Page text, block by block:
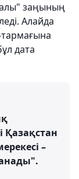
заңының
Алайда
дата
Қазақстан
–